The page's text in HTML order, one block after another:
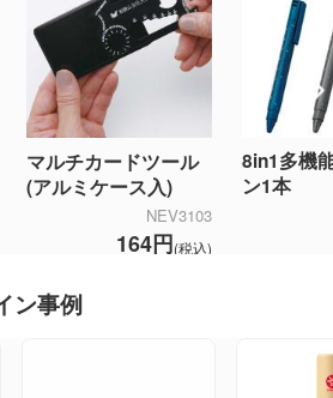
マルチカードツール
(アルミケース入)
NEV3103
164円(税込)
8in1多機
ン1本
ン事例